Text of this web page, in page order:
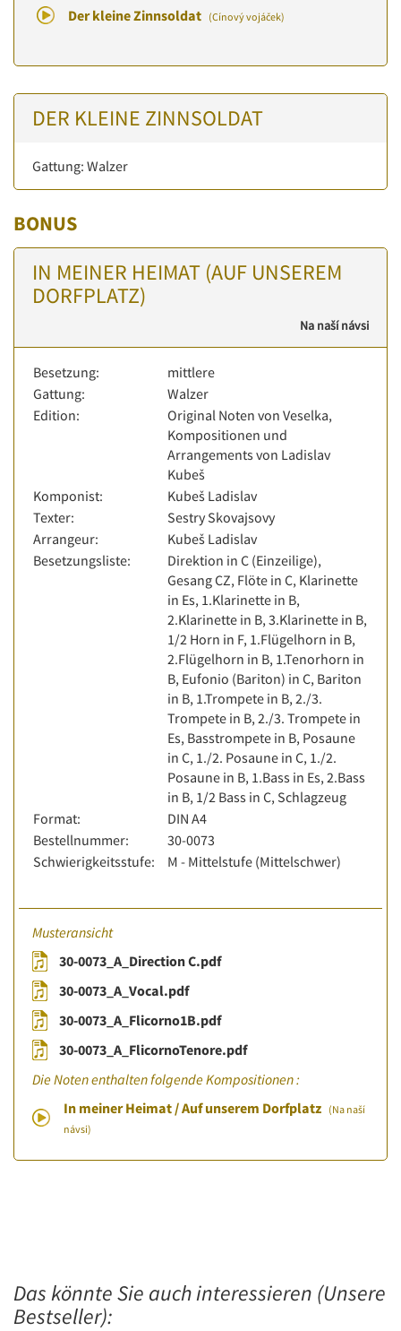
Der kleine Zinnsoldat (Cínový vojáček)
DER KLEINE ZINNSOLDAT
Gattung: Walzer
BONUS
IN MEINER HEIMAT (AUF UNSEREM
DORFPLATZ)
Na naší návsi
Besetzung:
mittlere
Gattung:
Walzer
Edition:
Original Noten von Veselka,
Kompositionen und
Arrangements von Ladislav
Kubeš
Komponist:
Kubeš Ladislav
Texter:
Sestry Skovajsovy
Arrangeur:
Kubeš Ladislav
Besetzungsliste:
Direktion in C (Einzeilige),
Gesang CZ, Flöte in C, Klarinette
in Es, 1.Klarinette in B,
2.Klarinette in B, 3.Klarinette in B,
1/2 Horn in F, 1.Flügelhorn in B,
2.Flügelhorn in B, 1.Tenorhorn in
B, Eufonio (Bariton) in C, Bariton
in B, 1.Trompete in B, 2./3.
Trompete in B, 2./3. Trompete in
Es, Basstrompete in B, Posaune
in C, 1./2. Posaune in C, 1./2.
Posaune in B, 1.Bass in Es, 2.Bass
in B, 1/2 Bass in C, Schlagzeug
Format:
DIN A4
Bestellnummer:
30-0073
Schwierigkeitsstufe:
M - Mittelstufe (Mittelschwer)
Musteransicht
30-0073_A_Direction C.pdf
30-0073_A_Vocal.pdf
30-0073_A_Flicorno1B.pdf
30-0073_A_FlicornoTenore.pdf
Die Noten enthalten folgende Kompositionen :
In meiner Heimat / Auf unserem Dorfplatz (Na naší
návsi)
Das könnte Sie auch interessieren (Unsere
Bestseller):